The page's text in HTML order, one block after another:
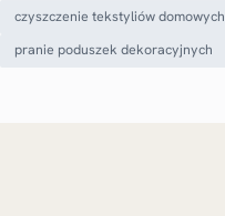
czyszczenie tekstyliów domowych
pranie poduszek dekoracyjnych